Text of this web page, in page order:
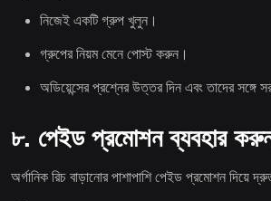
নিজেই একটি গ্রুপ খুলুন।
গ্রুপের নিয়ম মেনে পোস্ট করুন।
অডিয়েন্সের প্রশ্নের উত্তর দিন এবং তাদের সঙ্গে
৮. পেইড প্রমোশন ব্যবহার
অর্গানিক রিচ বাড়ানোর পাশাপাশি পেইড প্রমোশন দিয়ে